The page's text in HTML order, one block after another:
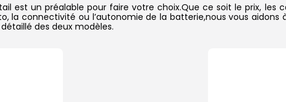
est un préalable pour faire votre choix.Que ce soit le prix,
la connectivité ou l’autonomie de la batterie,nous vous
des deux modèles.